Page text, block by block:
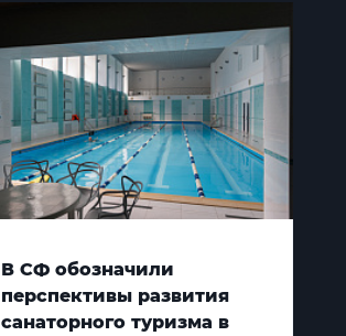
В СФ обозначили
перспективы развития
санаторного туризма в